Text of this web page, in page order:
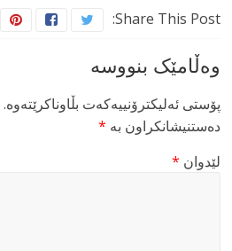
Share This Post:
وەڵامێک بنووسە
پۆستی ئەلیکترۆنییەکەت بڵاوناکرێتەوە.
دەستنیشانکراون بە *
لێدوان *